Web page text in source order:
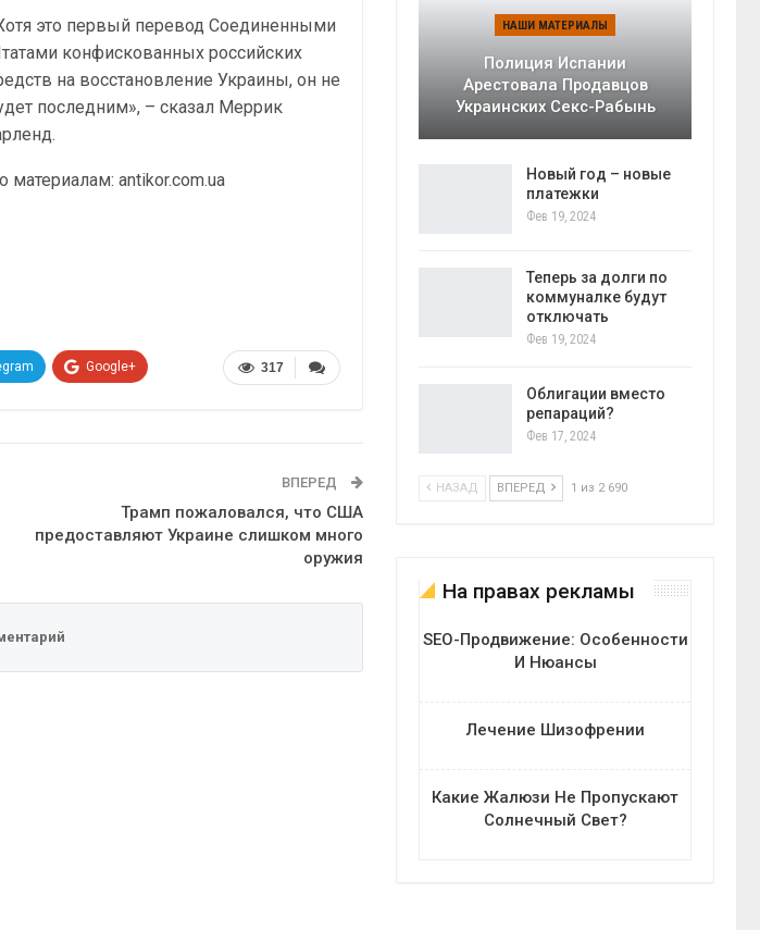
это первый перевод Соединенными
конфискованных российских
на восстановление Украины, он не
последним», – сказал Меррик
материалам: antikor.com.ua
317
Google+
ВПЕРЕД
Трамп пожаловался, что США
предоставляют Украине слишком много
оружия
НАШИ МАТЕРИАЛЫ
Полиция Испании
Арестовала Продавцов
Украинских Секс-Рабынь
Новый год – новые
платежки
Фев 19, 2024
Теперь за долги по
коммуналке будут
отключать
Фев 19, 2024
Облигации вместо
репараций?
Фев 17, 2024
НАЗАД ВПЕРЕД 1 из 2 690
На правах рекламы
SEO-Продвижение: Особенности
И Нюансы
Лечение Шизофрении
Какие Жалюзи Не Пропускают
Солнечный Свет?